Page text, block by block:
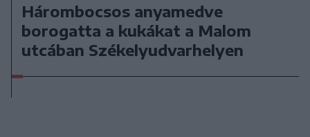
Hárombocsos anyamedve
borogatta a kukákat a Malom
utcában Székelyudvarhelyen